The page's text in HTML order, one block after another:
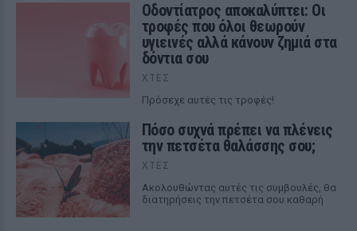
Οδοντίατρος αποκαλύπτει: Οι
τροφές που όλοι θεωρούν
υγιεινές αλλά κάνουν ζημιά στα
δόντια σου
ΧΤΕΣ
Πρόσεχε αυτές τις τροφές!
Πόσο συχνά πρέπει να πλένεις
την πετσέτα θαλάσσης σου;
ΧΤΕΣ
Ακολουθώντας αυτές τις συμβουλές, θα
διατηρήσεις την πετσέτα σου καθαρή